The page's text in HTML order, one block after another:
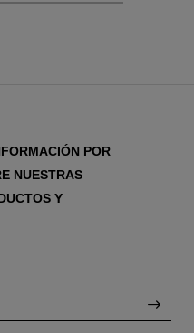
POR
NUESTRAS
Y